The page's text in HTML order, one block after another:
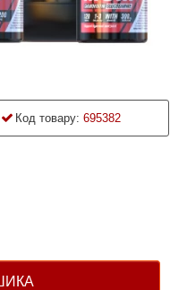
Код товару: 695382